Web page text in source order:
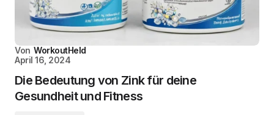
Von WorkoutHeld
April 16, 2024
Die Bedeutung von Zink für deine
Gesundheit und Fitness